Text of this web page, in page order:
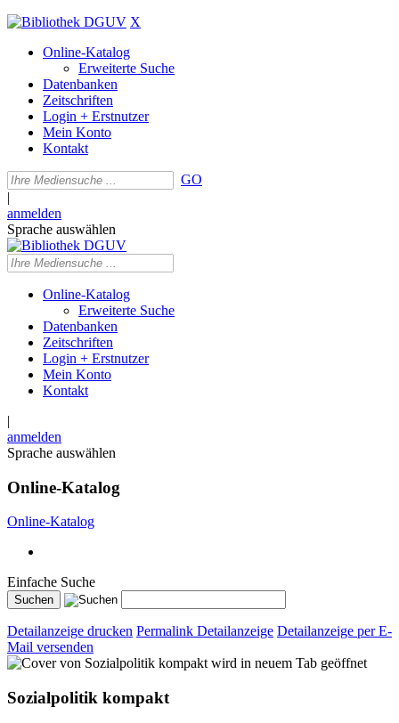
X
Online-Katalog
Erweiterte Suche
Datenbanken
Zeitschriften
Login + Erstnutzer
Mein Konto
Kontakt
GO
|
anmelden
Sprache auswählen
Online-Katalog
Erweiterte Suche
Datenbanken
Zeitschriften
Login + Erstnutzer
Mein Konto
Kontakt
|
anmelden
Sprache auswählen
Online-Katalog
Online-Katalog
Einfache Suche
Detailanzeige drucken Permalink Detailanzeige Detailanzeige per E-
Mail versenden
wird in neuem Tab geöffnet
Sozialpolitik kompakt